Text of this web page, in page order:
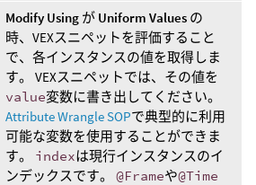
Modify Using が Uniform Values の
時、VEXスニペットを評価すること
で、各インスタンスの値を取得しま
す。 VEXスニペットでは、その値を
value変数に書き出してください。
Attribute Wrangle SOPで典型的に利用
可能な変数を使用することができま
す。 indexは現行インスタンスのイ
ンデックスです。 @Frameや@Time